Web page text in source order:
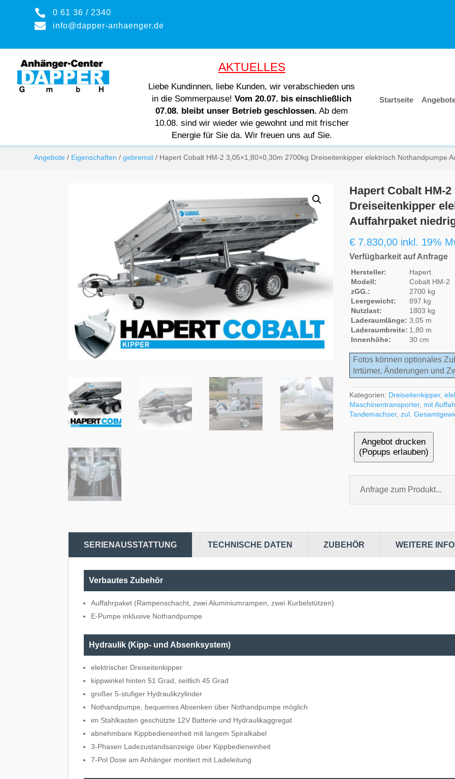
 0 61 36 / 2340
 info@dapper-anhaenger.de
AKTUELLES
Liebe Kundinnen, liebe Kunden, wir verabschieden uns
in die Sommerpause!Vom 20.07. bis einschließlich
07.08. bleibt unser Betrieb geschlossen. Ab dem
10.08. sind wir wieder wie gewohnt und mit frischer
Energie für Sie da. Wir freuen uns auf Sie.
Startseite
Angebote / Eigenschaften /gebremst / Hapert Cobalt HM-2 3,05×1,80×0,30m 2700kg Dreiseitenkipper elektrisch Nothandpumpe
Hapert Cobalt HM-2
Dreiseitenkipper
Auffahrpaket
€ 7.830,00 inkl. 19%
Verfügbarkeit auf Anfrage
Hersteller:
Hapert
Modell:
Cobalt HM-2
zGG.:
2700 kg
Leergewicht:
897 kg
Nutzlast:
1803 kg
Laderaumlänge: 3,05 m
Laderaumbreite: 1,80 m
Innenhöhe:
30 cm
Fotos können optionales
Irrtümer, Änderungen und
Kategorien: Dreiseitenkipper,
Maschinentransporter, mit
Tandemachser,zul.
Angebot drucken
(Popups erlauben)
Anfrage zum Produkt...
SERIENAUSSTATTUNG TECHNISCHE DATEN ZUBEHÖR WEITERE
Verbautes Zubehör
Auffahrpaket (Rampenschacht, zwei Aluminiumrampen, zwei Kurbelstützen)
E-Pumpe inklusive Nothandpumpe
Hydraulik (Kipp- und Absenksystem)
elektrischer Dreiseitenkipper
kippwinkel hinten 51 Grad, seitlich 45 Grad
großer 5-stufiger Hydraulikzylinder
Nothandpumpe, bequemes Absenken über Nothandpumpe möglich
im Stahlkasten geschützte 12V Batterie und Hydraulikaggregat
abnehmbare Kippbedieneinheit mit langem Spiralkabel
3-Phasen Ladezustandsanzeige über Kippbedieneinheit
7-Pol Dose am Anhänger montiert mit Ladeleitung